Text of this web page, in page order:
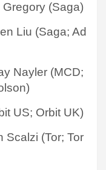
(Saga)
Liu (Saga; Ad
Nayler (MCD;
US; Orbit UK)
Scalzi (Tor; Tor